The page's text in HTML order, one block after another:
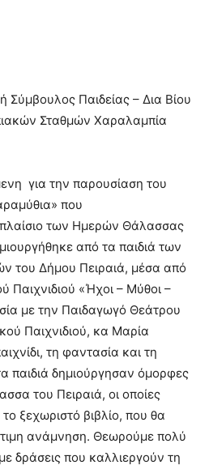
Σύμβουλος Παιδείας – Δια Βίου
Σταθμών Χαραλαμπία
για την παρουσίαση του
που
των Ημερών Θάλασσας
από τα παιδιά των
του Δήμου Πειραιά, μέσα από
Παιχνιδιού «Ήχοι – Μύθοι –
με την Παιδαγωγό Θεάτρου
Παιχνιδιού, κα Μαρία
τη φαντασία και τη
παιδιά δημιούργησαν όμορφες
του Πειραιά, οι οποίες
ξεχωριστό βιβλίο, που θα
ανάμνηση. Θεωρούμε πολύ
δράσεις που καλλιεργούν τη